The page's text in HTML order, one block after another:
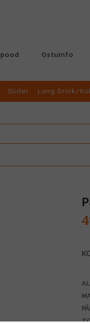
Ostuinfo
Siider Long Drink/